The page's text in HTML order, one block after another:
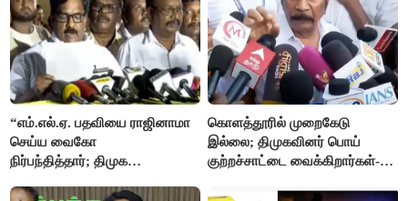
“எம்.எல்.ஏ. பதவியை ராஜினாமா
செய்ய வைகோ
நிர்பந்தித்தார்; திமுக
கொளத்தூரில் முறைகேடு
இல்லை; திமுகவினர் பொய்
குற்றச்சாட்டை வைக்கிறார்கள்-